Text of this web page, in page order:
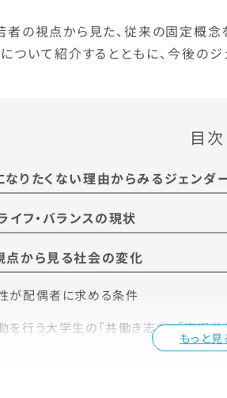
者の視点から見た、従来の固定概
ついて紹介するとともに、今後の
目次
もっと見
りたくない理由からみるジェンダ
イフ・バランスの現状
点から見る社会の変化
が配偶者に求める条件
を行う大学生の「共働き志向」「育児休